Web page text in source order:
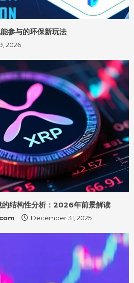
参与的环保新玩法
2026
结构性分析：2026年前景解读
December 31, 2025